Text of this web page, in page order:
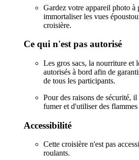
Gardez votre appareil photo à
immortaliser les vues
croisière.
Ce qui n'est pas autorisé
Les gros sacs, la nourriture et
autorisés à bord afin de
de tous les participants.
Pour des raisons de sécurité,
fumer et d'utiliser des flammes
Accessibilité
Cette croisière n'est pas
roulants.